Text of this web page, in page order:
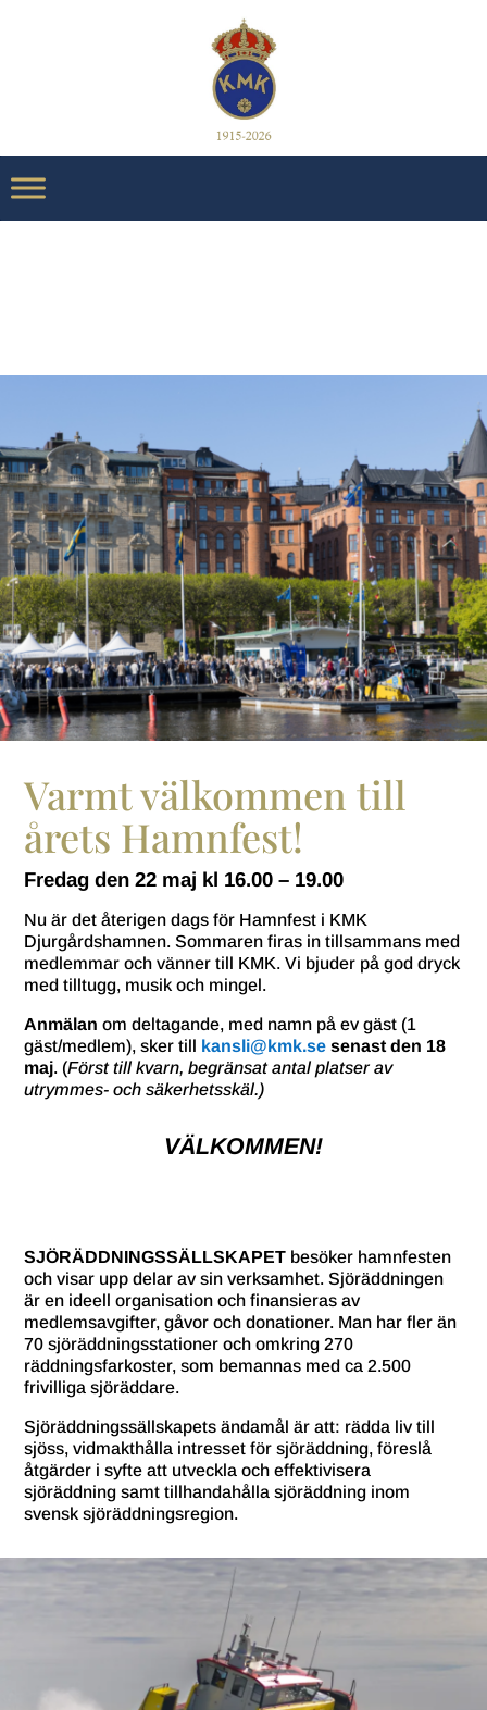
Varmt välkommen till
årets Hamnfest!
Fredag den 22 maj kl 16.00 – 19.00
Nu är det återigen dags för Hamnfest i KMK
Djurgårdshamnen. Sommaren firas in tillsammans med
medlemmar och vänner till KMK. Vi bjuder på god dryck
med tilltugg, musik och mingel.
Anmälan om deltagande, med namn på ev gäst (1
gäst/medlem), sker till kansli@kmk.se senast den 18
maj. (Först till kvarn, begränsat antal platser av
utrymmes- och säkerhetsskäl.)
VÄLKOMMEN!
SJÖRÄDDNINGSSÄLLSKAPET besöker hamnfesten
och visar upp delar av sin verksamhet. Sjöräddningen
är en ideell organisation och finansieras av
medlemsavgifter, gåvor och donationer. Man har fler än
70 sjöräddningsstationer och omkring 270
räddningsfarkoster, som bemannas med ca 2.500
frivilliga sjöräddare.
Sjöräddningssällskapets ändamål är att: rädda liv till
sjöss, vidmakthålla intresset för sjöräddning, föreslå
åtgärder i syfte att utveckla och effektivisera
sjöräddning samt tillhandahålla sjöräddning inom
svensk sjöräddningsregion.